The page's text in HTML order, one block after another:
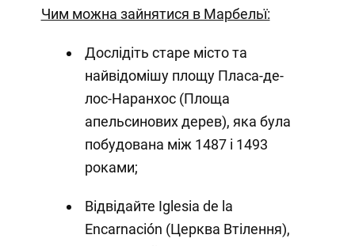
Чим можна зайнятися в Марбельї:
Дослідіть старе місто та
найвідомішу площу Пласа-де-
лос-Наранхос (Площа
апельсинових дерев), яка була
побудована між 1487 і 1493
роками;
Відвідайте Iglesia de la
Encarnación (Церква Втілення),